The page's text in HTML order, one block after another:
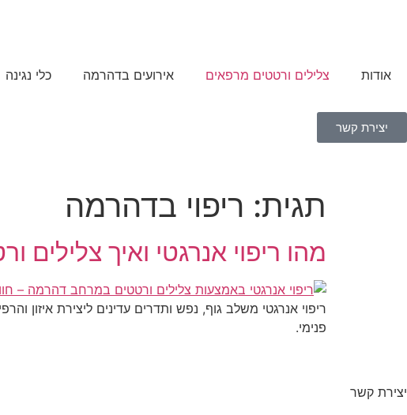
אודות צלילים ורטטים מרפאים אירועים בדהרמה כלי נגינה
יצירת קשר
תגית: ריפוי בדהרמה
מהו ריפוי אנרגטי ואיך צלילים
ריפוי אנרגטי משלב גוף, נפש ותדרים עדינים ליצירת איזון
פנימי.
יצירת קשר